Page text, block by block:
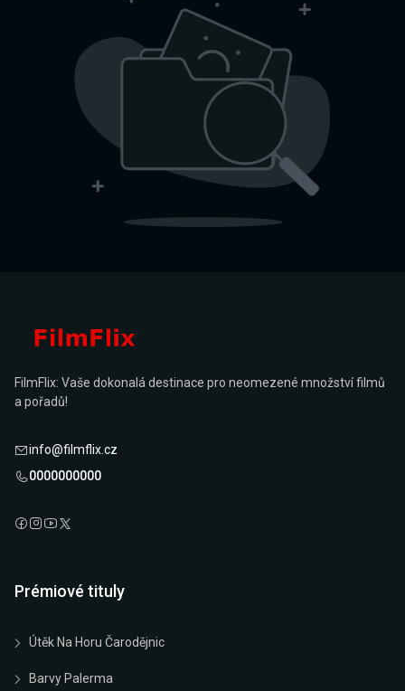
FilmFlix: Vaše dokonalá destinace pro neomezené množství filmů
a pořadů!
info@filmflix.cz
0000000000
Prémiové tituly
Útěk Na Horu Čarodějnic
Barvy Palerma